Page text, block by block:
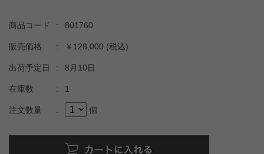
商品コード : 801760
販売価格 : ￥128,000 (税込)
出荷予定日 : 8月10日
在庫数 : 1
注文数量 : 個